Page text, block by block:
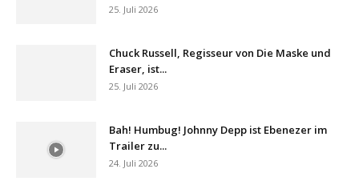
25. Juli 2026
Chuck Russell, Regisseur von Die Maske und
Eraser, ist...
25. Juli 2026
Bah! Humbug! Johnny Depp ist Ebenezer im
Trailer zu...
24. Juli 2026